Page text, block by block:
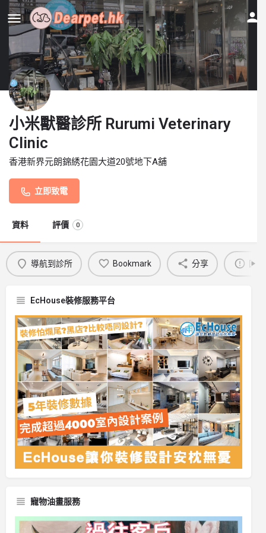
小米獸醫診所 Rurumi Veterinary
Clinic
香港新界元朗錦綉花園大道20號地下A舖
立即致電
資料 評價 0
導航到診所 Bookmark 分享 回
EcHouse裝修服務平台
寵物油畫服務